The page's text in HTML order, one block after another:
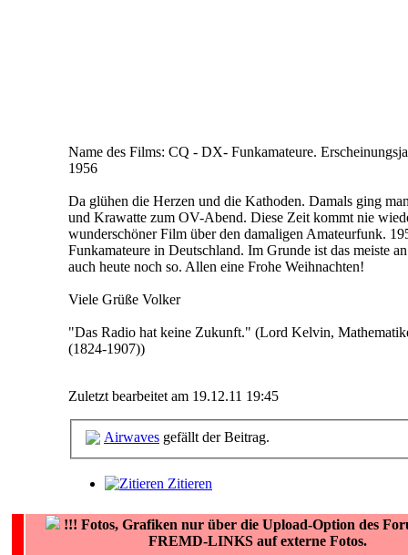
Name des Films: CQ - DX- Funkamateure.
1956
Da glühen die Herzen und die Kathoden. Damals ging
und Krawatte zum OV-Abend. Diese Zeit kommt nie
wunderschöner Film über den damaligen Amateurfunk.
Funkamateure in Deutschland. Im Grunde ist das meiste
auch heute noch so. Allen eine Frohe Weihnachten!
Viele Grüße Volker
"Das Radio hat keine Zukunft." (Lord Kelvin,
(1824-1907))
Zuletzt bearbeitet am 19.12.11 19:45
Airwaves gefällt der Beitrag.
Zitieren
!!! Fotos, Grafiken nur über die Upload-Option des
FREMD-LINKS auf externe Fotos.